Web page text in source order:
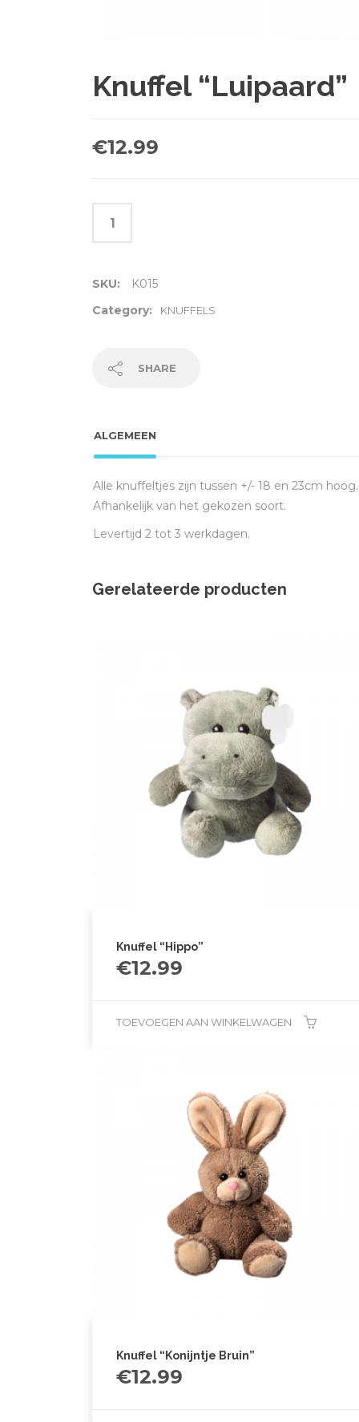
Knuffel “Luipaard”
€12.99
SKU:
K015
Category:
KNUFFELS
SHARE
ALGEMEEN
Alle knuffeltjes zijn tussen +/- 18 en 23cm hoog.
Afhankelijk van het gekozen soort.
Levertijd 2 tot 3 werkdagen.
Gerelateerde producten
Knuffel “Hippo”
€12.99
TOEVOEGEN AAN WINKELWAGEN
Knuffel “Konijntje Bruin”
€12.99